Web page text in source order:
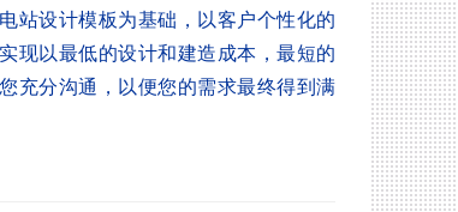
设计模板为基础，以客户个性化的
现以最低的设计和建造成本，最短的
充分沟通，以便您的需求最终得到满